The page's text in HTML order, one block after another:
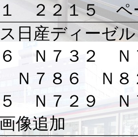
１ ２２１５ ペ
日産ディーゼ
６ Ｎ７３２
Ｎ７８６ Ｎ
５ Ｎ７２９
像追加